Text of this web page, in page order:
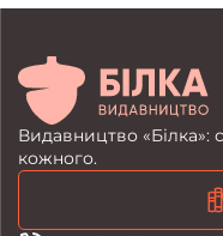
Видавництво «Білка»:
кожного.